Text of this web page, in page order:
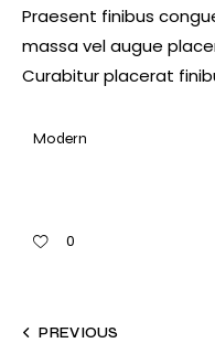
Praesent finibus
massa vel augue
Curabitur placerat
Modern
0
PREVIOUS